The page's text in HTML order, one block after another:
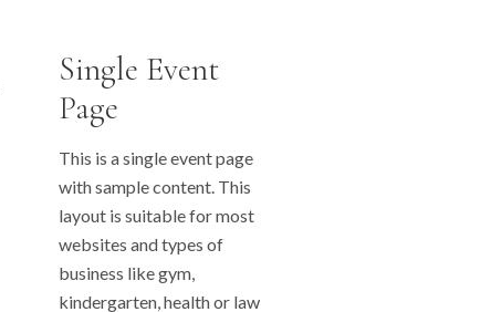
Single Event
Page
This is a single event page
with sample content. This
layout is suitable for most
websites and types of
business like gym,
kindergarten, health or law